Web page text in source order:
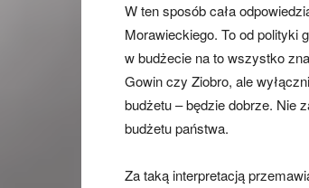
W ten sposób cała
Morawieckiego. To od polityki
w budżecie na to wszystko
Gowin czy Ziobro, ale
budżetu – będzie dobrze. Nie
budżetu państwa.
Za taką interpretacją